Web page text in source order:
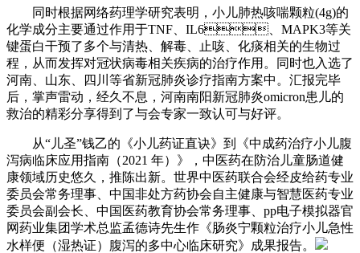
同时根据网络药理学研究表明，小儿肺热咳喘颗粒(4g)的
化学成分主要通过作用于TNF、IL6、MAPK3等关
键蛋白干预了多个与清热、解毒、止咳、化痰相关的生物过
程，从而发挥对冠状病毒相关疾病的治疗作用。同时也入选了
河南、山东、四川等省新冠肺炎诊疗指南方案中。汇报完毕
后，掌声雷动，经久不息，河南南阳新冠肺炎omicron患儿的
救治的精彩分享得到了与会专家一致认可与好评。
从“儿圣”钱乙的《小儿药证直诀》到《中成药治疗小儿腹
泻病临床应用指南（2021 年）》，中医药在防治儿童肠道健
康领域历史悠久，推陈出新。世界中医药联合会经皮给药专业
委员会常务理事、中国非处方药协会自主健康与智慧医药专业
委员会副会长、中国医药教育协会常务理事、pp电子模拟器官
网药业集团学术总监孟德诗先生作《肠炎宁颗粒治疗小儿急性
水样便（湿热证）腹泻的多中心临床研究》成果报告。